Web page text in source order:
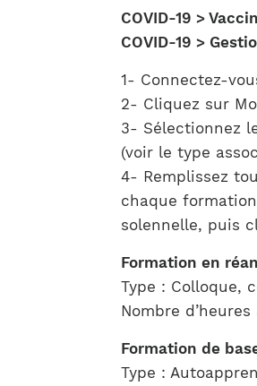
COVID-19 >
COVID-19 >
1- Connectez-
2- Cliquez sur
3- Sélectionnez
(voir le type
4- Remplissez
chaque
solennelle, puis
Formation en
Type : Colloque,
Nombre
Formation de
Type :